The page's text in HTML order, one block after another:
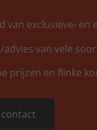
van exclusieve- en
advies van vele
prijzen en flinke